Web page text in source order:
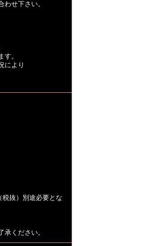
せ下さい。
。
により
抜）別途必要とな
ください。